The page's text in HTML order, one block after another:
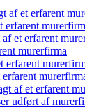
af et erfarent
erfarent
et erfarent
murerfirma
erfarent
af et erfarent
udført af